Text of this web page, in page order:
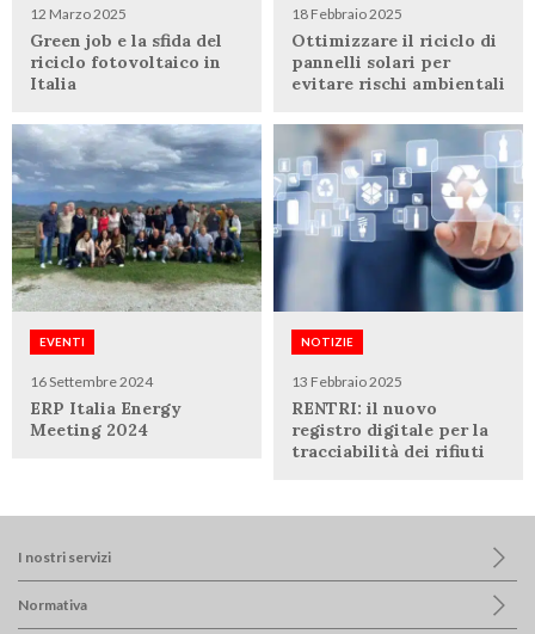
12 Marzo 2025
Green job e la sfida del
riciclo fotovoltaico in
Italia
18 Febbraio 2025
Ottimizzare il riciclo di
pannelli solari per
evitare rischi ambientali
EVENTI
16 Settembre 2024
ERP Italia Energy
Meeting 2024
NOTIZIE
13 Febbraio 2025
RENTRI: il nuovo
registro digitale per la
tracciabilità dei rifiuti
I nostri servizi
Normativa